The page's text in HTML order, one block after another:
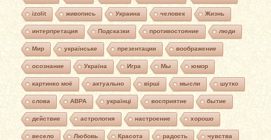
izolit живопись Украина человек Жизнь
интерпретация Подсказки противостояние люди
Мир українське презентации воображение
осознание Україна Игра Мы юмор
картинко моё актуально вірші мысли шутко
слова АВРА українці восприятие бытие
действие астрология настроение хорошо
весело Любовь Красота радость чувства